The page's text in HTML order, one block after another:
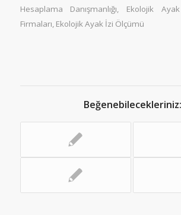
Hesaplama Danışmanlığı, Ekolojik
Firmaları, Ekolojik Ayak İzi Ölçümü
Beğenebilecekleriniz: